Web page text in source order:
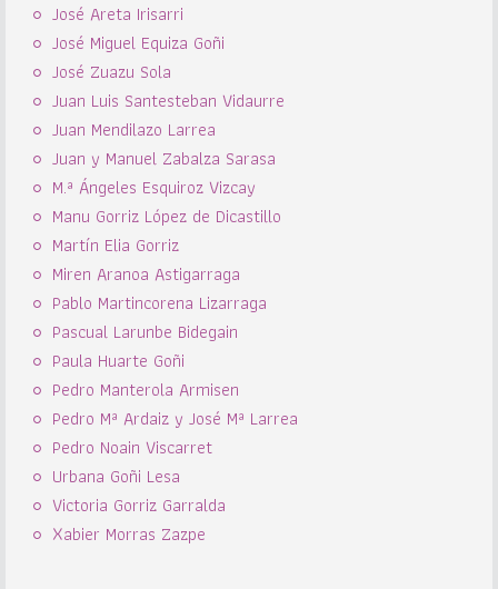
José Areta Irisarri
José Miguel Equiza Goñi
José Zuazu Sola
Juan Luis Santesteban Vidaurre
Juan Mendilazo Larrea
Juan y Manuel Zabalza Sarasa
M.ª Ángeles Esquiroz Vizcay
Manu Gorriz López de Dicastillo
Martín Elia Gorriz
Miren Aranoa Astigarraga
Pablo Martincorena Lizarraga
Pascual Larunbe Bidegain
Paula Huarte Goñi
Pedro Manterola Armisen
Pedro Mª Ardaiz y José Mª Larrea
Pedro Noain Viscarret
Urbana Goñi Lesa
Victoria Gorriz Garralda
Xabier Morras Zazpe